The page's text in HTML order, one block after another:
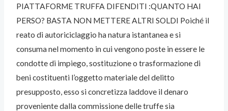
PIATTAFORME TRUFFA DIFENDITI :QUANTO HAI
PERSO? BASTA NON METTERE ALTRI SOLDI Poiché il
reato di autoriciclaggio ha natura istantanea e si
consuma nel momento in cui vengono poste in essere le
condotte di impiego, sostituzione o trasformazione di
beni costituenti l’oggetto materiale del delitto
presupposto, esso si concretizza laddove il denaro
proveniente dalla commissione delle truffe sia